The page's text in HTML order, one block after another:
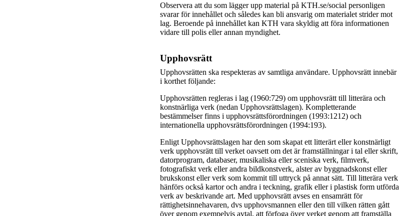
Observera att du som lägger upp material på KTH.se/social personligen
svarar för innehållet och således kan bli ansvarig om materialet strider mot
lag. Beroende på innehållet kan KTH vara skyldig att föra informationen
vidare till polis eller annan myndighet.
Upphovsrätt
Upphovsrätten ska respekteras av samtliga användare. Upphovsrätt innebär
i korthet följande:
Upphovsrätten regleras i lag (1960:729) om upphovsrätt till litterära och
konstnärliga verk (nedan Upphovsrättslagen). Kompletterande
bestämmelser finns i upphovsrättsförordningen (1993:1212) och
internationella upphovsrättsförordningen (1994:193).
Enligt Upphovsrättslagen har den som skapat ett litterärt eller konstnärligt
verk upphovsrätt till verket oavsett om det är framställningar i tal eller skrift,
datorprogram, databaser, musikaliska eller sceniska verk, filmverk,
fotografiskt verk eller andra bildkonstverk, alster av byggnadskonst eller
brukskonst eller verk som kommit till uttryck på annat sätt. Till litterära verk
hänförs också kartor och andra i teckning, grafik eller i plastisk form utförda
verk av beskrivande art. Med upphovsrätt avses en ensamrätt för
rättighetsinnehavaren, dvs upphovsmannen eller den till vilken rätten gått
över genom exempelvis avtal, att förfoga över verket genom att framställa